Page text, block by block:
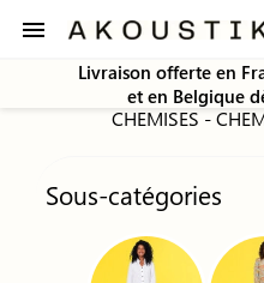

Livraison offerte en
et en Belgique
CHEMISES -
Sous-catégories